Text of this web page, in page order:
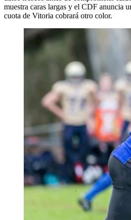
muestra caras largas y el CDF anuncia
cuota de Vitoria cobrará otro color.